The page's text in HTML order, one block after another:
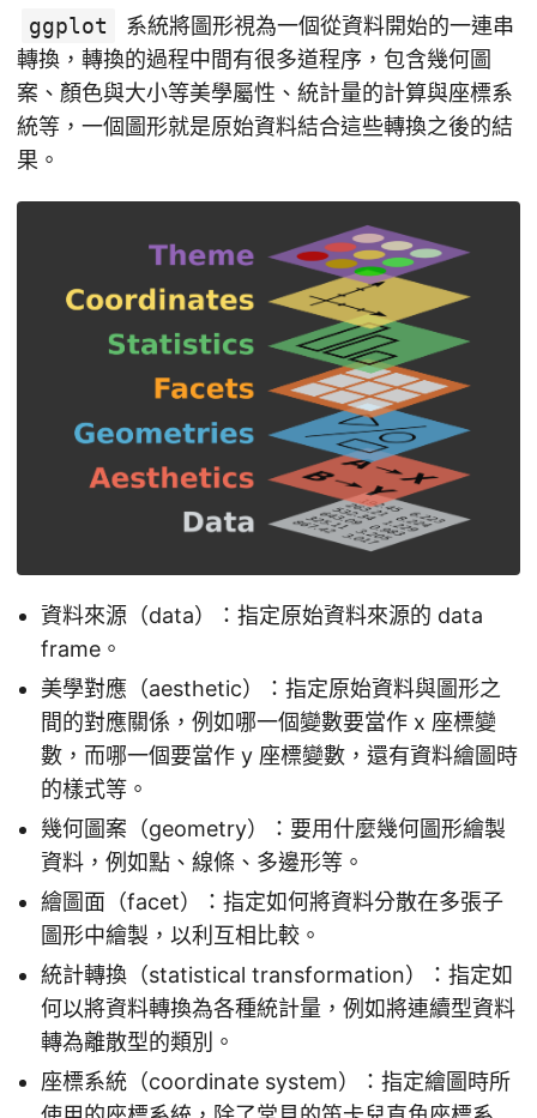
ggplot
系統將圖形視為一個從資料開始的一連串
轉換，轉換的過程中間有很多道程序，包含幾何圖
案、顏色與大小等美學屬性、統計量的計算與座標系
統等，一個圖形就是原始資料結合這些轉換之後的結
果。
資料來源（data）：指定原始資料來源的 data
frame。
美學對應（aesthetic）：指定原始資料與圖形之
間的對應關係，例如哪一個變數要當作 x 座標變
數，而哪一個要當作 y 座標變數，還有資料繪圖時
的樣式等。
幾何圖案（geometry）：要用什麼幾何圖形繪製
資料，例如點、線條、多邊形等。
繪圖面（facet）：指定如何將資料分散在多張子
圖形中繪製，以利互相比較。
統計轉換（statistical transformation）：指定如
何以將資料轉換為各種統計量，例如將連續型資料
轉為離散型的類別。
座標系統（coordinate system）：指定繪圖時所